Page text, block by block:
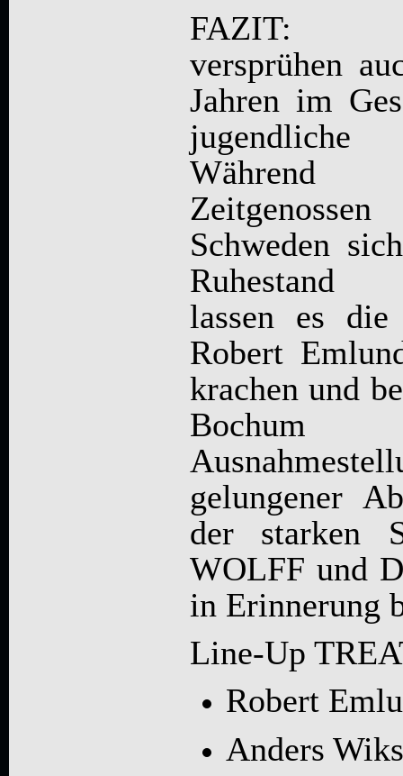
FAZIT:
versprühen
Jahren im
Schweden
Ruhestand
lassen es
Robert
krachen und
gelungener
der starken
WOLFF und
in Erinnerung
Line-Up
Robert
Anders